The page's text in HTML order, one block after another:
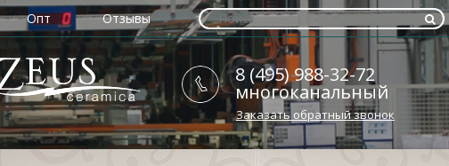
Опт Отзывы
8 (495) 988-32-72
многоканальный
Заказать обратный звонок